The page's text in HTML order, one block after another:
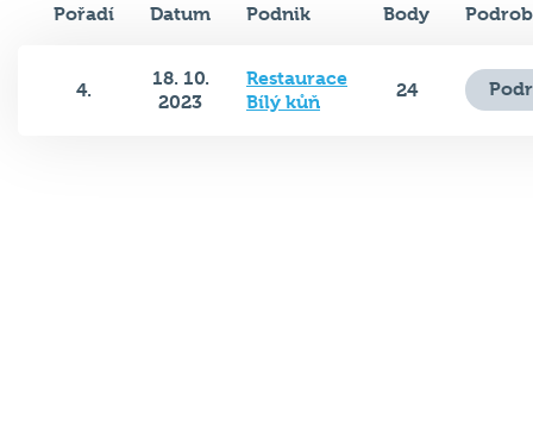
Pořadí Datum Podnik Body
4.
18. 10.
2023
Restaurace
Bílý kůň
24